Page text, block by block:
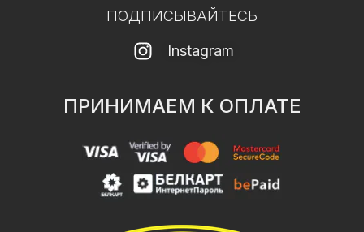
ПОДПИСЫВАЙТЕСЬ
Instagram
ПРИНИМАЕМ К ОПЛАТЕ